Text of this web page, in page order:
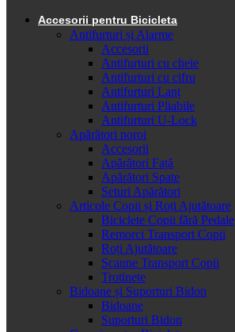
Accesorii pentru Bicicleta
Antifurturi și Alarme
Accesorii
Antifurturi cu cheie
Antifurturi cu cifru
Antifurturi Lanț
Antifurturi Pliabile
Antifurturi U-Lock
Apărători noroi
Accesorii
Apărători Față
Apărători Spate
Seturi Apărători
Articole Copii și Roți Ajutătoare
Biciclete Copii fără Pedale
Remorci Transport Copii
Roți Ajutătoare
Scaune Transport Copii
Trotinete
Bidoane și Suporturi Bidon
Bidoane
Suporturi Bidon